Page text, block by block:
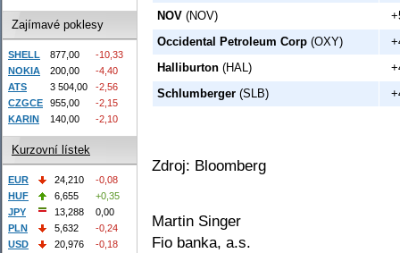
NOV (NOV)
Occidental Petroleum Corp (OXY)
Halliburton (HAL)
Schlumberger (SLB)
Zdroj: Bloomberg
Martin Singer
Fio banka, a.s.
Zajímavé poklesy
SHELL 877,00
-10,33
NOKIA
200,00
-4,40
ATS
3 504,00
-2,56
CZGCE
955,00
-2,15
KARIN
140,00 -2,10
Kurzovní lístek
EUR 24,210
-0,08
HUF
6,655
+0,35
JPY
13,288
0,00
PLN
5,632
-0,24
USD
20,976 -0,18